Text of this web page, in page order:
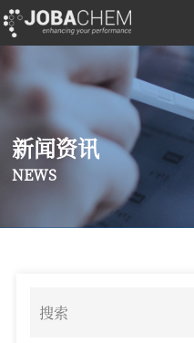
新闻资讯
NEWS